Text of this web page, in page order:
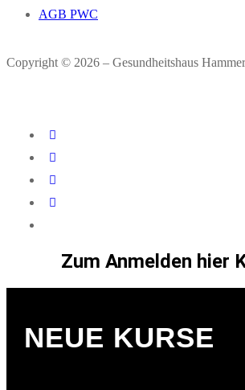
AGB PWC
Copyright © 2026 – Gesundheitshaus Hammer
Zum Anmelden hier
NEUE KURSE